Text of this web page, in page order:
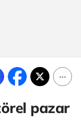
pazar